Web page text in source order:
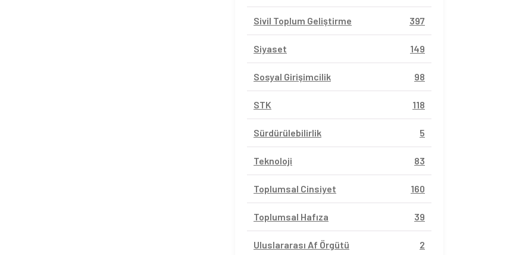
Sivil Toplum Geliştirme 397
Siyaset 149
Sosyal Girişimcilik 98
STK 118
Sürdürülebilirlik 5
Teknoloji 83
Toplumsal Cinsiyet 160
Toplumsal Hafıza 39
Uluslararası Af Örgütü 2